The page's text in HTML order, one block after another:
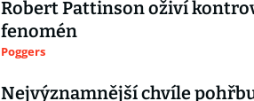
Robert Pattinson oživí
fenomén
Poggers
Nejvýznamnější chvíle